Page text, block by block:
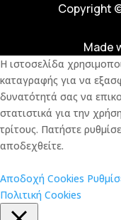
Copyright
Made
Η ιστοσελίδα
καταγραφής για να
δυνατότητά σας να
στατιστικά για την
τρίτους. Πατήστε
αποδεχθείτε.
Αποδοχή Cookies
Πολιτική Cookies